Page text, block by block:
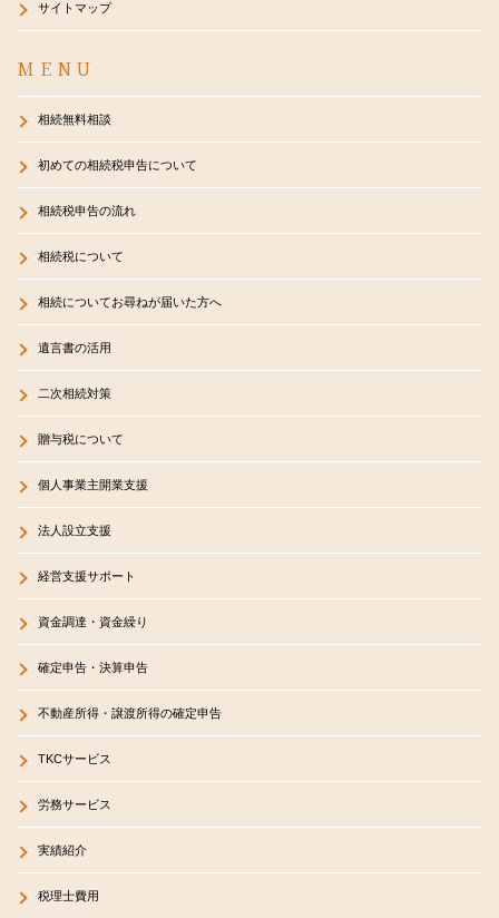
サイトマップ
MENU
相続無料相談
初めての相続税申告について
相続税申告の流れ
相続税について
相続についてお尋ねが届いた方へ
遺言書の活用
二次相続対策
贈与税について
個人事業主開業支援
法人設立支援
経営支援サポート
資金調達・資金繰り
確定申告・決算申告
不動産所得・譲渡所得の確定申告
TKCサービス
労務サービス
実績紹介
税理士費用